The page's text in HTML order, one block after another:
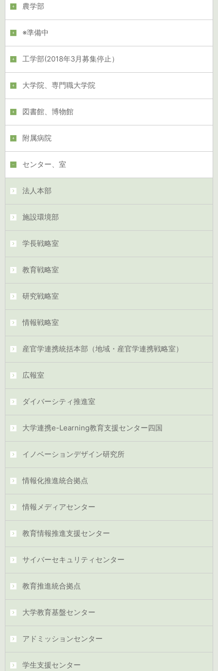
農学部
※準備中
工学部(2018年3月募集停止）
大学院、専門職大学院
図書館、博物館
附属病院
センター、室
法人本部
施設環境部
学長戦略室
教育戦略室
研究戦略室
情報戦略室
産官学連携統括本部（地域・産官学連携戦略室）
広報室
ダイバーシティ推進室
大学連携e-Learning教育支援センター四国
イノベーションデザイン研究所
情報化推進統合拠点
情報メディアセンター
教育情報推進支援センター
サイバーセキュリティセンター
教育推進統合拠点
大学教育基盤センター
アドミッションセンター
学生支援センター